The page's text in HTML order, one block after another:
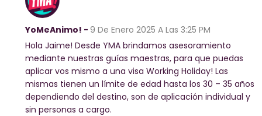
YoMeAnimo! - 9 De Enero 2025 A Las 3:25 PM
Hola Jaime! Desde YMA brindamos asesoramiento
mediante nuestras guías maestras, para que puedas
aplicar vos mismo a una visa Working Holiday! Las
mismas tienen un límite de edad hasta los 30 – 35 años
dependiendo del destino, son de aplicación individual y
sin personas a cargo.